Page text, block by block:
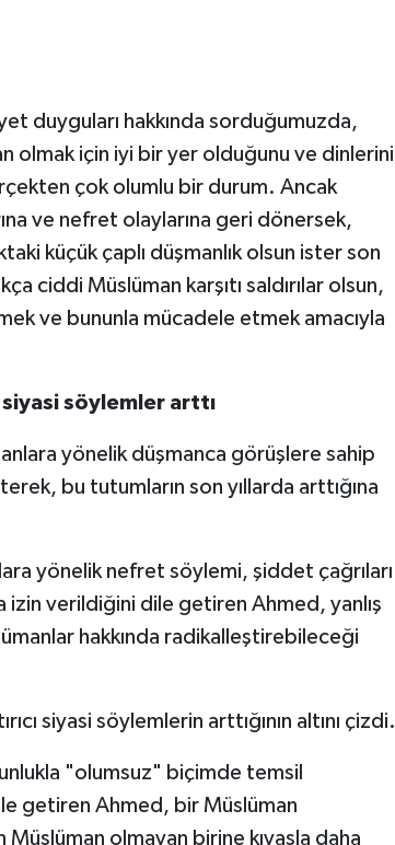
duyguları hakkında sorduğumuzda,
için iyi bir yer olduğunu ve dinlerini
çok olumlu bir durum. Ancak
ve nefret olaylarına geri dönersek,
küçük çaplı düşmanlık olsun ister son
ciddi Müslüman karşıtı saldırılar olsun,
ve bununla mücadele etmek amacıyla
siyasi söylemler arttı
yönelik düşmanca görüşlere sahip
bu tutumların son yıllarda arttığına
yönelik nefret söylemi, şiddet çağrıları
izin verildiğini dile getiren Ahmed, yanlış
hakkında radikalleştirebileceği
siyasi söylemlerin arttığının altını çizdi.
"olumsuz" biçimde temsil
getiren Ahmed, bir Müslüman
Müslüman olmayan birine kıyasla daha